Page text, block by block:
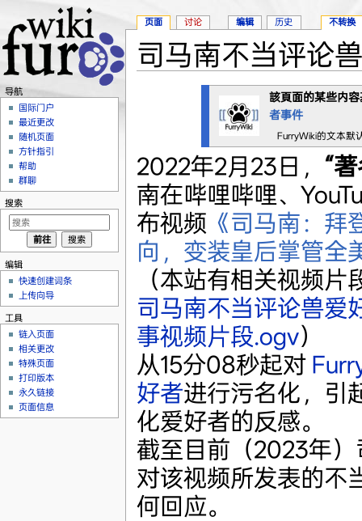
司马南不当评论
該頁面的某些内
者事件
FurryWiki的文本默
2022年2月23日， “
南在哔哩哔哩、
布视频 《司马南：拜
向，变装皇后掌管全
（本站有相关视频片
司马南不当评论兽爱
事视频片段.ogv）
从15分08秒起对
好者进行污名化，引
化爱好者的反感。
截至目前（2023年
对该视频所发表的不
何回应。
页面 讨论 编辑 历史 不转换
导航
国际门户
最近更改
随机页面
方针指引
帮助
群聊
搜索
编辑
快速创建词条
上传向导
工具
链入页面
相关更改
特殊页面
打印版本
永久链接
页面信息